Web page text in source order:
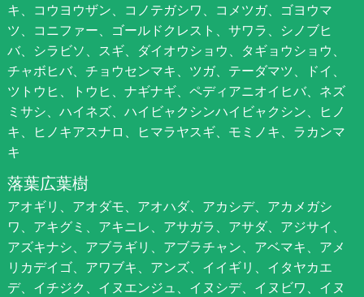
キ、コウヨウザン、コノテガシワ、コメツガ、ゴヨウマ
ツ、コニファー、ゴールドクレスト、サワラ、シノブヒ
バ、シラビソ、スギ、ダイオウショウ、タギョウショウ、
チャボヒバ、チョウセンマキ、ツガ、テーダマツ、ドイ、
ツトウヒ、トウヒ、ナギナギ、ペディアニオイヒバ、ネズ
ミサシ、ハイネズ、ハイビャクシンハイビャクシン、ヒノ
キ、ヒノキアスナロ、ヒマラヤスギ、モミノキ、ラカンマ
キ
落葉広葉樹
アオギリ、アオダモ、アオハダ、アカシデ、アカメガシ
ワ、アキグミ、アキニレ、アサガラ、アサダ、アジサイ、
アズキナシ、アブラギリ、アブラチャン、アベマキ、アメ
リカデイゴ、アワブキ、アンズ、イイギリ、イタヤカエ
デ、イチジク、イヌエンジュ、イヌシデ、イヌビワ、イヌ